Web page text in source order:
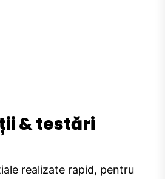
& testări
realizate rapid, pentru